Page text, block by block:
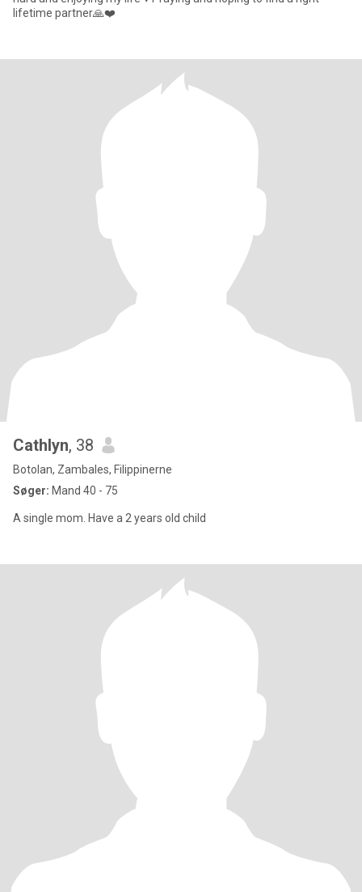
lifetime partner🙏❤️
Cathlyn, 38
Botolan, Zambales, Filippinerne
Søger: Mand 40 - 75
A single mom. Have a 2 years old child